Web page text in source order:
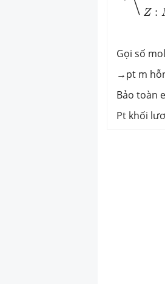
Z :
Gọi số
→pt m
Bảo toàn
Pt khối